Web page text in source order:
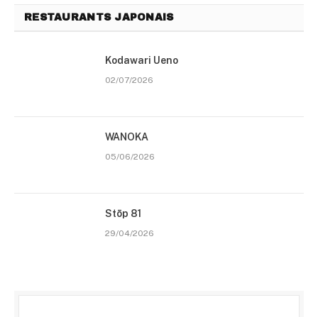
RESTAURANTS JAPONAIS
Kodawari Ueno
02/07/2026
WANOKA
05/06/2026
Stōp 81
29/04/2026